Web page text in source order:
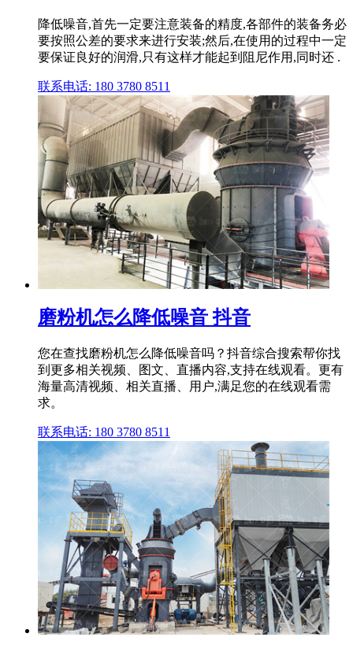
降低噪音,首先一定要注意装备的精度,各部件的装备务必
要按照公差的要求来进行安装;然后,在使用的过程中一定
要保证良好的润滑,只有这样才能起到阻尼作用,同时还 .
联系电话: 180 3780 8511
磨粉机怎么降低噪音 抖音
您在查找磨粉机怎么降低噪音吗？抖音综合搜索帮你找
到更多相关视频、图文、直播内容,支持在线观看。更有
海量高清视频、相关直播、用户,满足您的在线观看需
求。
联系电话: 180 3780 8511